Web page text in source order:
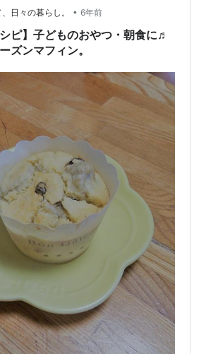
ますよ！！！（強調） 実は、以前に
りをしたんですが、型抜きにも興味
日々の暮らし。 • 6年前
シピ】子どものおやつ・朝食に♬
ズンマフィン。